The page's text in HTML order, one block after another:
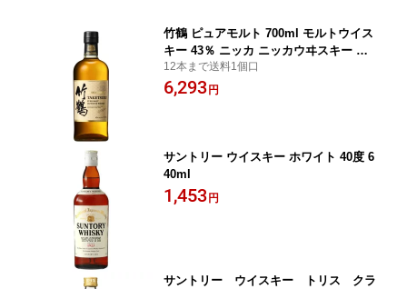
竹鶴 ピュアモルト 700ml モルトウイス
キー 43％ ニッカ ニッカウヰスキー カ
ートンなし 正規品
12本まで送料1個口
6,293円
サントリー ウイスキー ホワイト 40度 6
40ml
1,453円
サントリー ウイスキー トリス クラ